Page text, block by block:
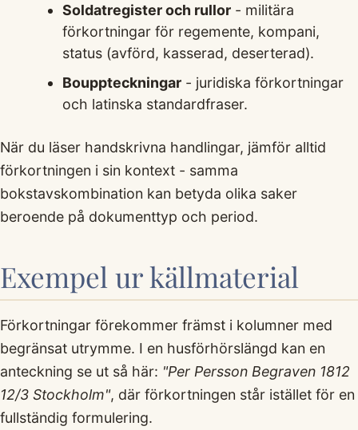
Soldatregister och rullor- militära
förkortningar för regemente, kompani,
status (avförd, kasserad, deserterad).
Bouppteckningar- juridiska förkortningar
och latinska standardfraser.
När du läser handskrivna handlingar, jämför alltid
förkortningen i sin kontext - samma
bokstavskombination kan betyda olika saker
beroende på dokumenttyp och period.
Exempel ur källmaterial
Förkortningar förekommer främst i kolumner med
begränsat utrymme. I en husförhörslängd kan en
anteckning se ut så här: "Per Persson Begraven 1812
12/3 Stockholm", där förkortningen står istället för en
fullständig formulering.